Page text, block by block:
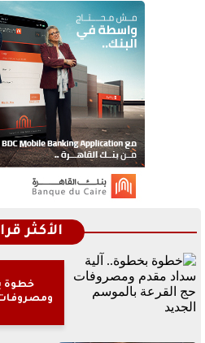
الأكثر
خطوة
ومصروفات